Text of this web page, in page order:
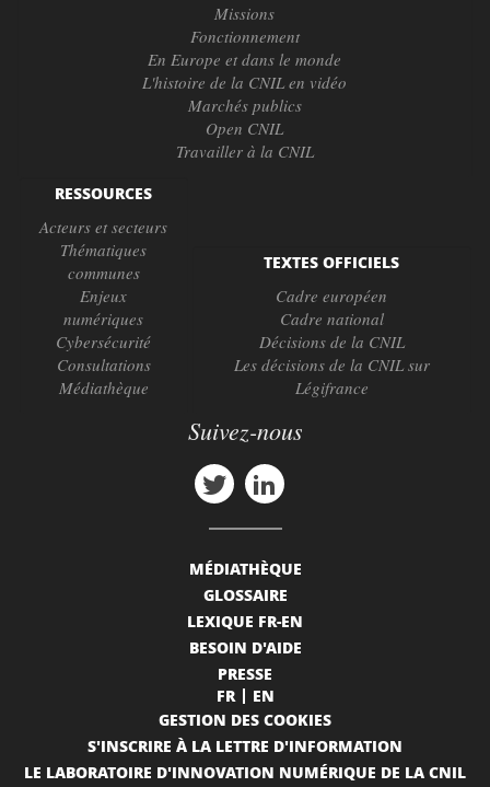
Missions
Fonctionnement
En Europe et dans le monde
L'histoire de la CNIL en vidéo
Marchés publics
Open CNIL
Travailler à la CNIL
RESSOURCES
Acteurs et secteurs
Thématiques
communes
Enjeux
numériques
Cybersécurité
Consultations
Médiathèque
TEXTES OFFICIELS
Cadre européen
Cadre national
Décisions de la CNIL
Les décisions de la CNIL sur
Légifrance
Suivez-nous
MÉDIATHÈQUE
GLOSSAIRE
LEXIQUE FR-EN
BESOIN D'AIDE
PRESSE
FR
EN
GESTION DES COOKIES
S'INSCRIRE À LA LETTRE D'INFORMATION
LE LABORATOIRE D'INNOVATION NUMÉRIQUE DE LA CNIL